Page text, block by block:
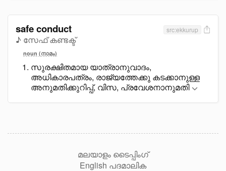
safe conduct
♪ സേഫ് കണ്ടക്ട്
src:ekkurup
noun (നാമം)
സുരക്ഷിതമായ യാത്രാനുവാദം,
അധികാരപത്രം, രാജ്യത്തേക്കു കടക്കാനുള്ള
അനുമതിക്കുറിപ്പ്, വിസ, പ്രവേശനാനുമതി
മലയാളം ടൈപ്പിംഗ്
English പദമാലിക